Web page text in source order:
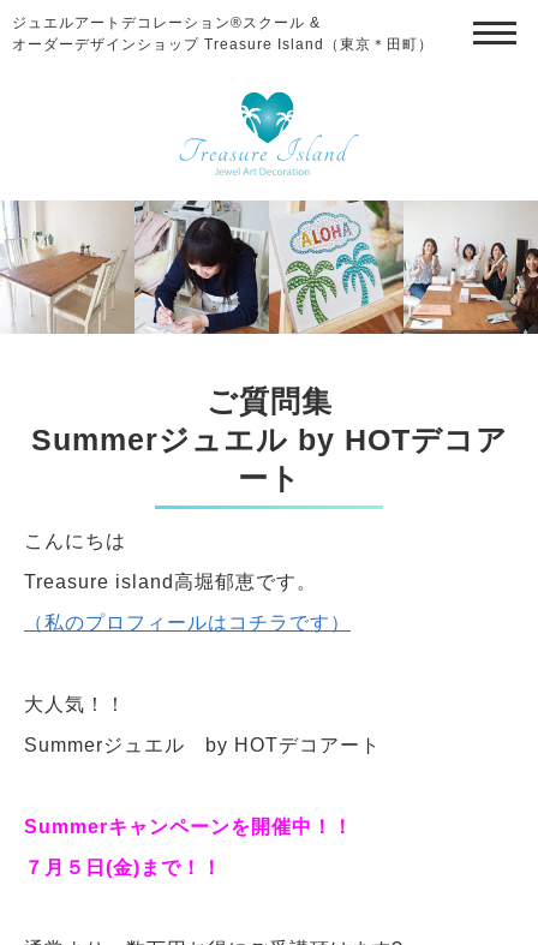
ジュエルアートデコレーション®スクール &
オーダーデザインショップ Treasure Island（東京＊田町）
ご質問集
Summerジュエル by HOTデコア
ート
こんにちは
Treasure island高堀郁恵です。
（私のプロフィールはコチラです）
大人気！！
Summerジュエル by HOTデコアート
Summerキャンペーンを開催中！！
７月５日(金)まで！！